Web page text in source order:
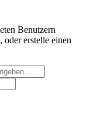
Benutzern
oder erstelle einen